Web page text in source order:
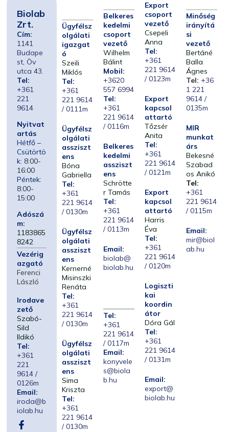
Biolab
Zrt.
Cím:
1141
Budape
st, Öv
utca 43.
Tel:
+361
221
9614
Nyitvat
artás
Hétfő –
Csütörtö
k: 8:00-
16:00
Péntek:
8:00-
15:00
Adószá
m:
1183865
8242
Vezérig
azgató
Ferenci
László
Irodave
zető
Szabó-
Sild
Ildikó
Tel:
+361
221
9614 /
0126m
Email:
iroda@b
iolab.hu
Ügyfélsz
olgálati
igazgat
ó
Szeili
Miklós
Tel:
+361
221 9614
/ 0111m
Ügyfélsz
olgálati
assziszt
ens
Bóna
Gabriella
Tel:
+361
221 9614
/ 0130m
Ügyfélsz
olgálati
assziszt
ens
Kernerné
Misinszki
Renáta
Tel:
+361
221 9614
/ 0130m
Ügyfélsz
olgálati
assziszt
ens
Sima
Kriszta
Tel:
+361
221 9614
/ 0130m
Belkeres
kedelmi
csoport
vezető
Wilhelm
Bálint
Mobil:
+3620
557 6994
Tel:
+361
221 9614
/ 0116m
Belkeres
kedelmi
assziszt
ens
Schrötte
r Tamás
Tel:
+361
221 9614
/ 0113m
Email:
biolab@
biolab.hu
Tel:
+361
221 9614
/ 0117m
Email:
konyvele
s@biola
b.hu
Export
csoport
vezető
Csepeli
Anna
Tel:
+361
221 9614
/ 0123m
Export
kapcsol
attartó
Tőzsér
Anita
Tel:
+361
221 9614
/ 0121m
Export
kapcsol
attartó
Harris
Éva
Tel:
+361
221 9614
/ 0120m
Logiszti
kai
koordin
átor
Dóra Gál
Tel:
+361
221 9614
/ 0131m
Email:
export@
biolab.hu
Minőség
irányítá
si
vezető
Bertáné
Balla
Ágnes
Tel: +36
1 221
9614 /
0135m
MIR
munkat
árs
Bekesné
Szabad
os Anikó
Tel:
+361
221 9614
/ 0115m
Email:
mir@biol
ab.hu